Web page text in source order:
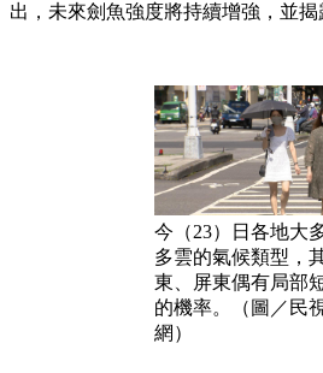
出，未來劍魚強度將持續增強，並揭
今（23）日各地大
多雲的氣候類型，
東、屏東偶有局部
的機率。（圖／民
網）